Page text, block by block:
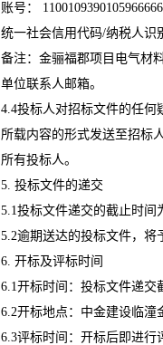
账号：
统一社会信用代码/纳税人识
备注：金骊福郡项目电气材
单位联系人邮箱。
4.4投标人对招标文件的任
所载内容的形式发送至招标
所有投标人。
5. 投标文件的递交
5.1投标文件递交的截止时间
5.2逾期送达的投标文件，将
6. 开标及评标时间
6.1开标时间：投标文件递交
6.2开标地点：中金建设临
6.3评标时间：开标后即进行